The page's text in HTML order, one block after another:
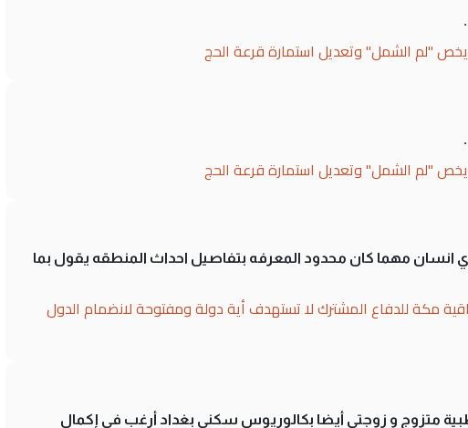
يخص "لم الشمل" وتعديل استمارة قرعة الحج
يخص "لم الشمل" وتعديل استمارة قرعة الحج
انسان مهما كان محدود المعرفه بتفاصيل احداث المنطقه يقول بما
مكة للدفاع المشترك لا تستهدف أية دولة ومفتوحة لانضمام الدول
متزوج و زوجتي أيضا بكالوريوس سكني بغداد أرغب في إكمال